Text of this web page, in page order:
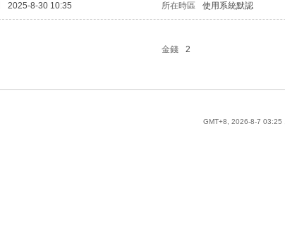
2025-8-30 10:35 所在時區 使用系統默認
金錢
2
GMT+8, 2026-8-7 03:25